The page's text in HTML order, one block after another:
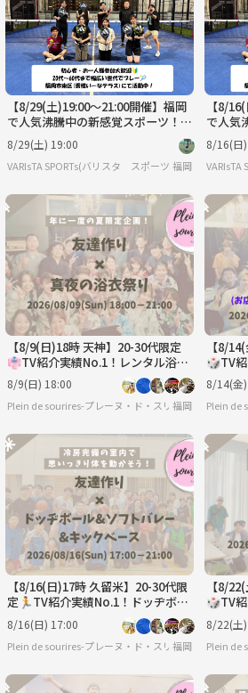
【8/29(土)19:00～21:00開催】福岡
で人気沸騰中の新感覚スポーツ！パ
デル！【初心者・お一人様参加大歓
迎】
8/29(土) 19:00
VARIsTA SPORTs(バリスタ スポーツ)福岡
【8/
で人気
デル！
迎】
8/16(日
【8/9(日)18時 天神】20-30代限定
👘TV紹介実績No.1！レンタル浴衣
＆着付けで夏の納涼祭/満席続出！
8/9(日) 18:00
Plein de sourires-プレーヌ・ド・スリール-【20代/30
福岡
【8/
🎲TV
で友達
出！
8/14(金
Plein de
【8/16(日)17時 久留米】20-30代限
定🏃TV紹介実績No.1！ドッヂボー
ル&ソフトバレー&キックベース🤾
8/16(日) 17:00
Plein de sourires-プレーヌ・ド・スリール-【20代/30
福岡
【8/
🎲TV
で友達
出！
8/22(土
Plein de